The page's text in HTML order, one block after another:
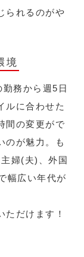
られるのがや
境
務から週5日
ルに合わせた
間の変更がで
のが魅力。も
婦(夫)、外国
幅広い年代が
だけます！